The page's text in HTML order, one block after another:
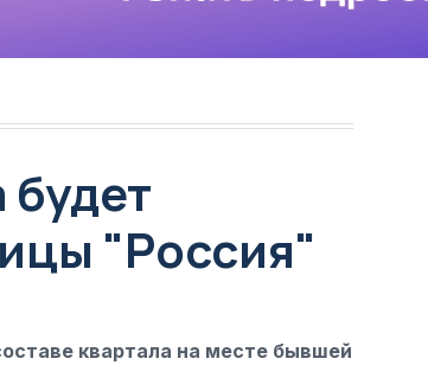
"Россия"
квартала на месте бывшей